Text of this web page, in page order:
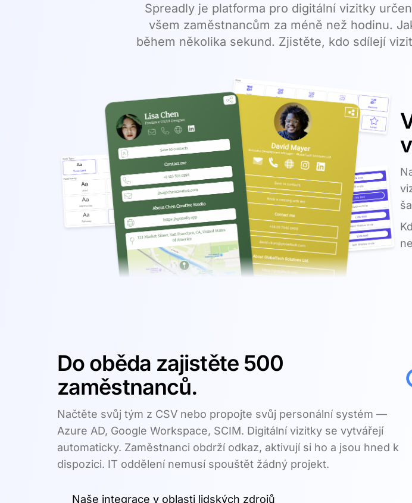
Spreadly je platforma pro digitální vizitky
všem zaměstnancům za méně než hodinu.
během několika sekund. Zjistěte, kdo sdílejí
Do oběda zajistěte 500
zaměstnanců.
Načtěte svůj tým z CSV nebo propojte svůj personální systém —
Azure AD, Google Workspace, SCIM. Digitální vizitky se vytvářejí
automaticky. Zaměstnanci obdrží odkaz, aktivují si ho a jsou hned k
dispozici. IT oddělení nemusí spouštět žádný projekt.
Naše integrace v oblasti lidských zdrojů